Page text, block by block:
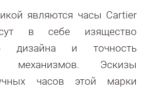
являются часы Cartier
в себе изящество
дизайна и точность
механизмов. Эскизы
часов этой марки